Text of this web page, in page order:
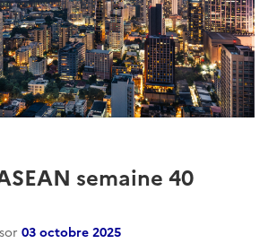
semaine 40
03 octobre 2025